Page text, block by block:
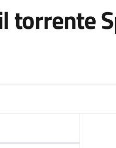
torrente